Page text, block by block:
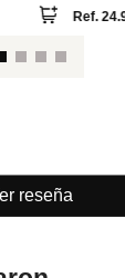
Ref.
reseña